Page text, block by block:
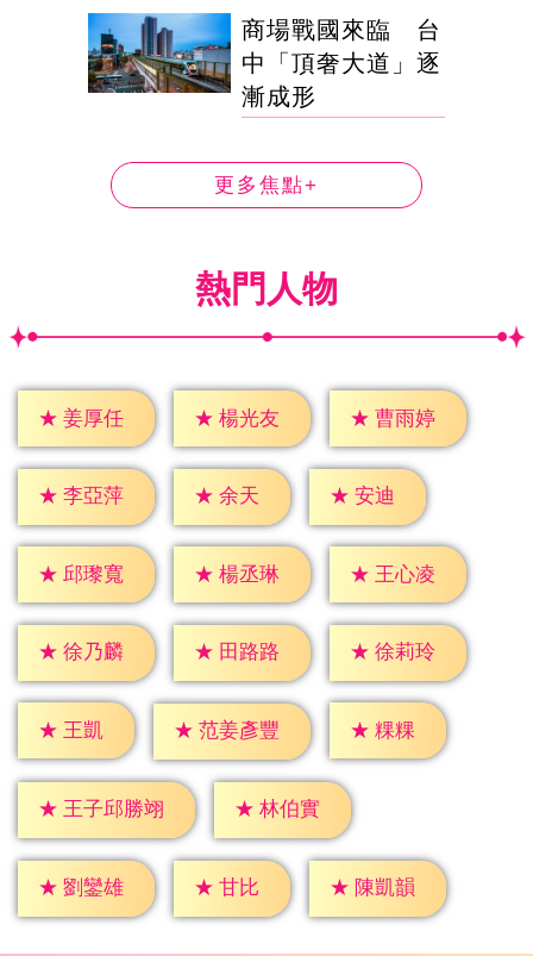
商場戰國來臨 台
中「頂奢大道」逐
漸成形
更多焦點+
熱門人物
★ 姜厚任 ★ 楊光友 ★ 曹雨婷
★ 李亞萍 ★ 余天 ★ 安迪
★ 邱瓈寬 ★ 楊丞琳 ★ 王心凌
★ 徐乃麟 ★ 田路路 ★ 徐莉玲
★ 王凱 ★ 范姜彥豐 ★ 粿粿
★ 王子邱勝翊 ★ 林伯實
★ 劉鑾雄 ★ 甘比 ★ 陳凱韻